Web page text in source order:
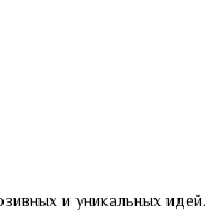
и уникальных идей.